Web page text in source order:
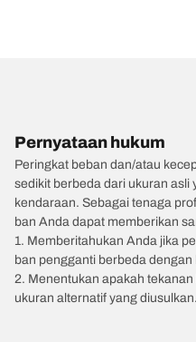
Pernyataan hukum
Peringkat beban dan/atau
sedikit berbeda dari ukuran asli
kendaraan. Sebagai tenaga
ban Anda dapat memberikan
1. Memberitahukan Anda jika
ban pengganti berbeda dengan
2. Menentukan apakah
ukuran alternatif yang diusulkan.